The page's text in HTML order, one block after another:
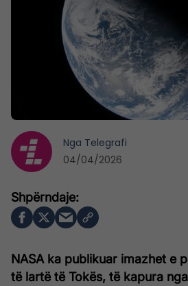
NASA ka publikuar imazhet e
të lartë të Tokës, të kapura
Nga Telegrafi
04/04/2026